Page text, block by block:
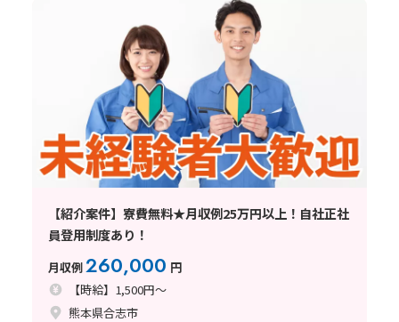
【紹介案件】寮費無料★月収例25万円以上！自社正社
員登用制度あり！
月収例260,000 円
【時給】1,500円～
熊本県合志市